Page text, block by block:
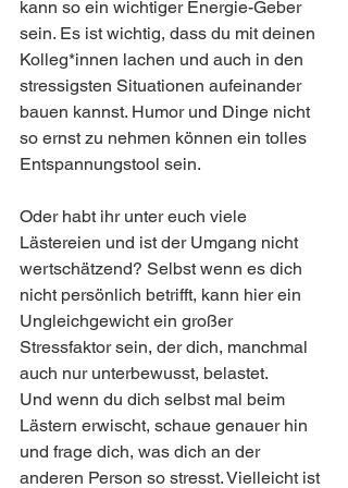
kann so ein wichtiger Energie-Geber
sein. Es ist wichtig, dass du mit deinen
Kolleg*innen lachen und auch in den
stressigsten Situationen aufeinander
bauen kannst. Humor und Dinge nicht
so ernst zu nehmen können ein tolles
Entspannungstool sein.
Oder habt ihr unter euch viele
Lästereien und ist der Umgang nicht
wertschätzend? Selbst wenn es dich
nicht persönlich betrifft, kann hier ein
Ungleichgewicht ein großer
Stressfaktor sein, der dich, manchmal
auch nur unterbewusst, belastet.
Und wenn du dich selbst mal beim
Lästern erwischt, schaue genauer hin
und frage dich, was dich an der
anderen Person so stresst. Vielleicht ist